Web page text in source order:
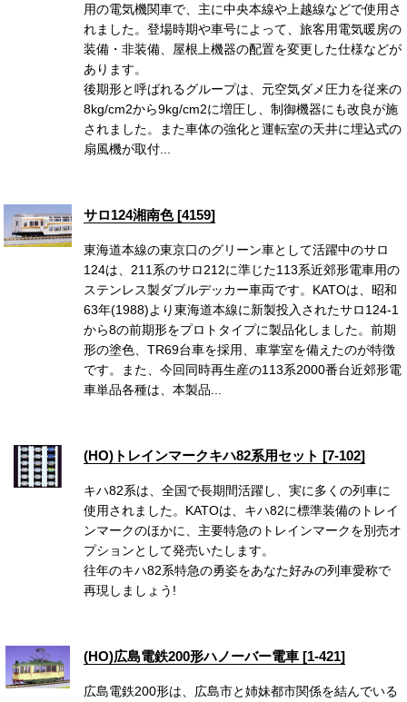
用の電気機関車で、主に中央本線や上越線などで使用さ
れました。登場時期や車号によって、旅客用電気暖房の
装備・非装備、屋根上機器の配置を変更した仕様などが
あります。
後期形と呼ばれるグループは、元空気ダメ圧力を従来の
8kg/cm2から9kg/cm2に増圧し、制御機器にも改良が施
されました。また車体の強化と運転室の天井に埋込式の
扇風機が取付...
サロ124湘南色 [4159]
東海道本線の東京口のグリーン車として活躍中のサロ
124は、211系のサロ212に準じた113系近郊形電車用の
ステンレス製ダブルデッカー車両です。KATOは、昭和
63年(1988)より東海道本線に新製投入されたサロ124-1
から8の前期形をプロトタイプに製品化しました。前期
形の塗色、TR69台車を採用、車掌室を備えたのが特徴
です。また、今回同時再生産の113系2000番台近郊形電
車単品各種は、本製品...
(HO)トレインマークキハ82系用セット [7-102]
キハ82系は、全国で長期間活躍し、実に多くの列車に
使用されました。KATOは、キハ82に標準装備のトレイ
ンマークのほかに、主要特急のトレインマークを別売オ
プションとして発売いたします。
往年のキハ82系特急の勇姿をあなた好みの列車愛称で
再現しましょう!
(HO)広島電鉄200形ハノーバー電車 [1-421]
広島電鉄200形は、広島市と姉妹都市関係を結んでいる